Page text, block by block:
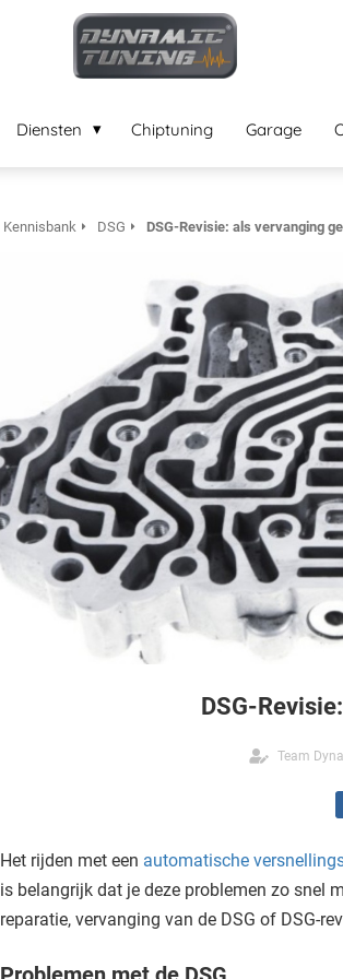
Diensten Chiptuning Garage
Kennisbank DSG DSG-Revisie: als vervanging
DSG-
Team
Het rijden met een automatische
is belangrijk dat je deze problemen zo snel
reparatie, vervanging van de DSG of DSG-